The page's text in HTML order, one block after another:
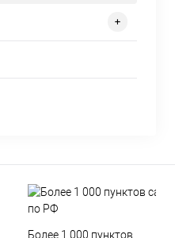
Более 1 000 пунктов